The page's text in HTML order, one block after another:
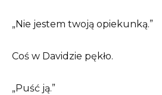
„Nie jestem twoją opiekunką.”
Coś w Davidzie pękło.
„Puść ją.”